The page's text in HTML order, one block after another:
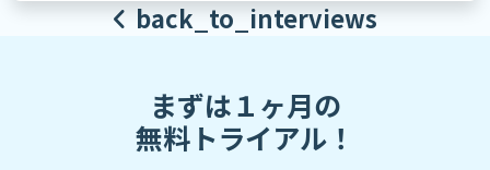
back_to_interviews
まずは１ヶ月の
無料トライアル！